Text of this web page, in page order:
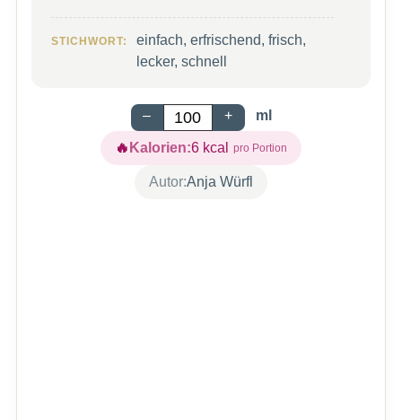
STICHWORT:
einfach, erfrischend, frisch,
lecker, schnell
– + ml
Kalorien:6 kcal
Autor:Anja Würfl